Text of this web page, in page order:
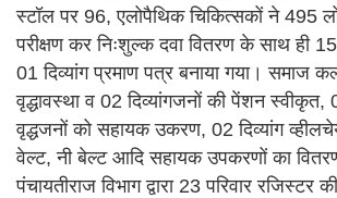
स्टॉल पर 96, एलोपैथिक चिकित्सकों ने 495
परीक्षण कर निःशुल्क दवा वितरण के साथ ही
01 दिव्यांग प्रमाण पत्र बनाया गया। समाज
वृद्धावस्था व 02 दिव्यांगजनों की पेंशन
वृद्धजनों को सहायक उकरण, 02 दिव्यांग
वेल्ट, नी बेल्ट आदि सहायक उपकरणों का
पंचायतीराज विभाग द्वारा 23 परिवार